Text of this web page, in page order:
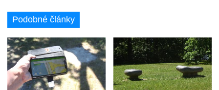
Socha Tygr v ZOO Leipzig
Socha Atlet v ZOO Leipzig
Socha Marabu v ZOO Leipzig
Busta Karla Maxe Schneidera v ZOO
Leipzig
Podobné články